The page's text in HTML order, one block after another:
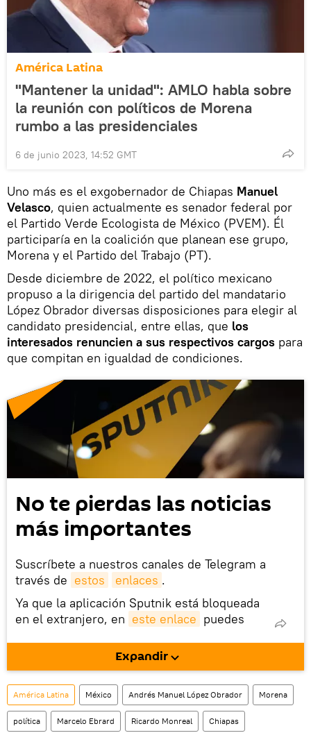
América Latina
"Mantener la unidad": AMLO habla sobre
la reunión con políticos de Morena
rumbo a las presidenciales
6 de junio 2023, 14:52 GMT
Uno más es el exgobernador de Chiapas Manuel
Velasco, quien actualmente es senador federal por
el Partido Verde Ecologista de México (PVEM). Él
participaría en la coalición que planean ese grupo,
Morena y el Partido del Trabajo (PT).
Desde diciembre de 2022, el político mexicano
propuso a la dirigencia del partido del mandatario
López Obrador diversas disposiciones para elegir al
candidato presidencial, entre ellas, que los
interesados renuncien a sus respectivos cargos para
que compitan en igualdad de condiciones.
No te pierdas las noticias
más importantes
Suscríbete a nuestros canales de Telegram a
través de estos enlaces .
Ya que la aplicación Sputnik está bloqueada
en el extranjero, en este enlace puedes
móvil (¡solo para Android!).
También tenemos una cuenta en la red
social rusa VK .
Expandir
América Latina México Andrés Manuel López Obrador Morena
política Marcelo Ebrard Ricardo Monreal Chiapas